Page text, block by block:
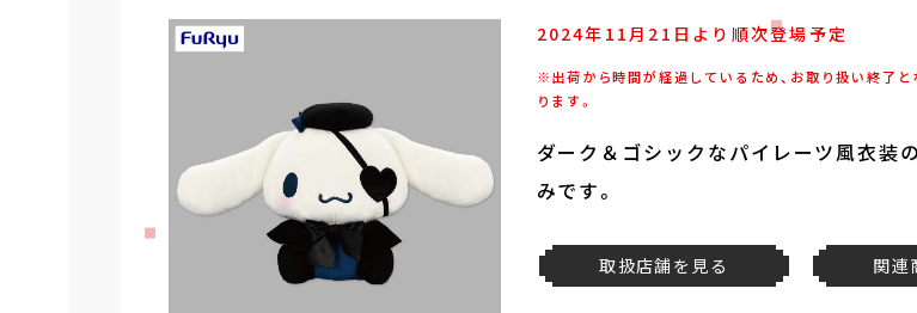
2024年11月21日より順次登場予定
※出荷から時間が経過しているため、お取り扱い終了と
ります。
ダーク＆ゴシックなパイレーツ風衣装
みです。
取扱店舗を見る 関連